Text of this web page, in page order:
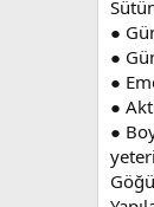
●
●
●
●
●